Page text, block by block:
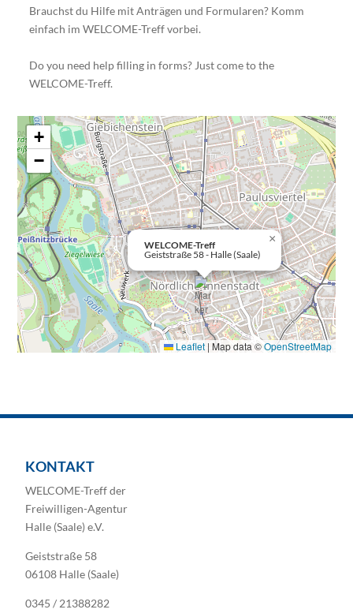
Brauchst du Hilfe mit Anträgen und Formularen? Komm
einfach im WELCOME-Treff vorbei.
Do you need help filling in forms? Just come to the
WELCOME-Treff.
WELCOME-Treff
Geiststraße 58 - Halle (Saale)
×
+
−
Leaflet | Map data ©OpenStreetMap
KONTAKT
WELCOME-Treff der
Freiwilligen-Agentur
Halle (Saale) e.V.
Geiststraße 58
06108 Halle (Saale)
0345 / 21388282